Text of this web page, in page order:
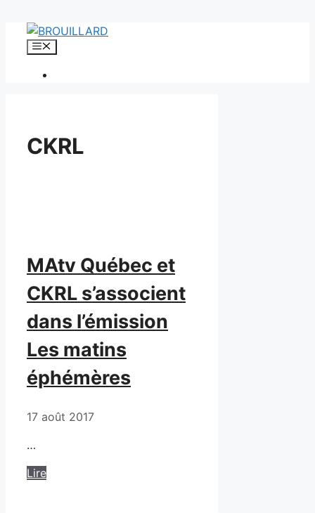
Aller
Menu
CKRL
MAtv Québec et
CKRL s’associent
dans l’émission
Les matins
éphémères
17 août 2017
…
Lire